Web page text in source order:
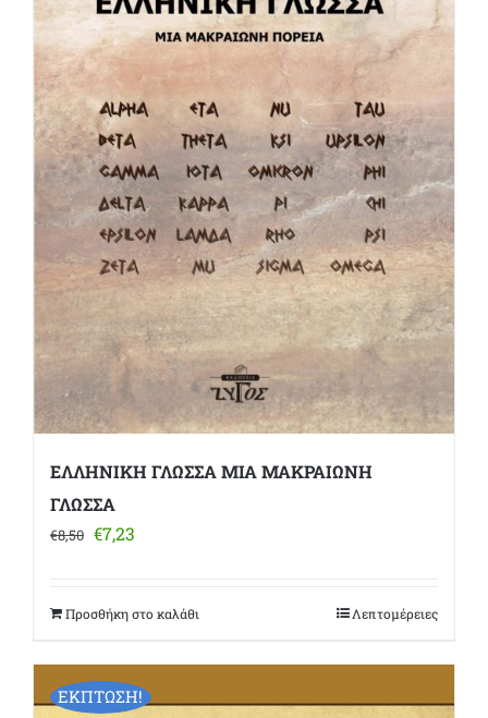
ΕΛΛΗΝΙΚΗ ΓΛΩΣΣΑ ΜΙΑ ΜΑΚΡΑΙΩΝΗ
ΓΛΩΣΣΑ
€8,50 Original
€8,50.
€7,23Η
είναι:
Προσθήκη στο καλάθι Λεπτομέρειες
ΕΚΠΤΩΣΗ!